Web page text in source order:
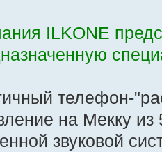
ILKONE
телефон-
на Мекку
звуковой